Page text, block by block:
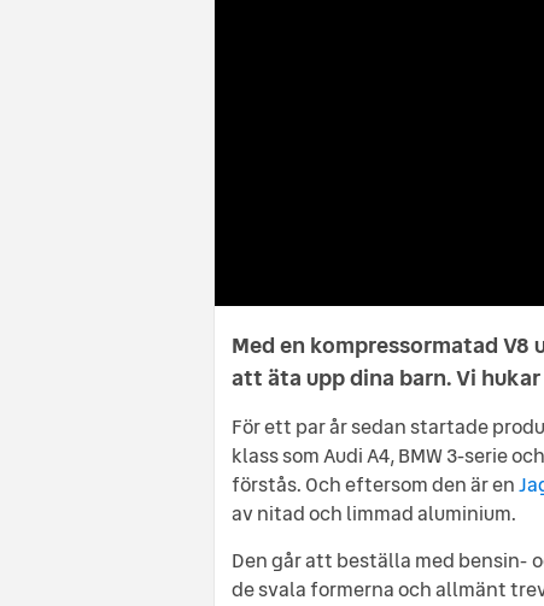
Med en kompressormatad V8
att äta upp dina barn. Vi hukar
För ett par år sedan startade
klass som Audi A4, BMW 3-serie
förstås. Och eftersom den är en
av nitad och limmad aluminium.
Den går att beställa med bensin-
de svala formerna och allmänt